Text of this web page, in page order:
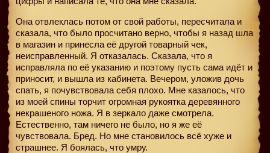
Она отвлеклась потом от свой работы, пересчитала и
сказала, что было просчитано верно, чтобы я назад шла
в магазин и принесла её другой товарный чек,
неисправленный. Я отказалась. Сказала, что я
исправляла по её указанию и поэтому пусть сама идёт и
приносит, и вышла из кабинета. Вечером, уложив дочь
спать, я почувствовала себя плохо. Мне казалось, что
из моей спины торчит огромная рукоятка деревянного
некрашеного ножа. Я в зеркало даже смотрела.
Естественно, там ничего не было, но я же её
чувствовала. Бред. Но мне становилось всё хуже и
страшнее. Я боялась, что умру.